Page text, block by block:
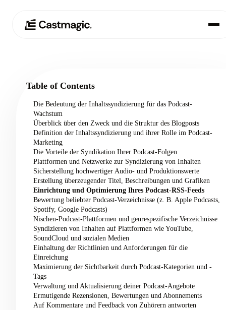
Preisgestaltung
Über uns
Table of Contents
Die Bedeutung der Inhaltssyndizierung für das Podcast-
Wachstum
Überblick über den Zweck und die Struktur des Blogposts
Definition der Inhaltssyndizierung und ihrer Rolle im Podcast-
Marketing
Die Vorteile der Syndikation Ihrer Podcast-Folgen
Plattformen und Netzwerke zur Syndizierung von Inhalten
Sicherstellung hochwertiger Audio- und Produktionswerte
Erstellung überzeugender Titel, Beschreibungen und Grafiken
Einrichtung und Optimierung Ihres Podcast-RSS-Feeds
Bewertung beliebter Podcast-Verzeichnisse (z. B. Apple Podcasts,
Spotify, Google Podcasts)
Nischen-Podcast-Plattformen und genrespezifische Verzeichnisse
Syndizieren von Inhalten auf Plattformen wie YouTube,
SoundCloud und sozialen Medien
Einhaltung der Richtlinien und Anforderungen für die
Einreichung
Maximierung der Sichtbarkeit durch Podcast-Kategorien und -
Tags
Verwaltung und Aktualisierung deiner Podcast-Angebote
Ermutigende Rezensionen, Bewertungen und Abonnements
Auf Kommentare und Feedback von Zuhörern antworten